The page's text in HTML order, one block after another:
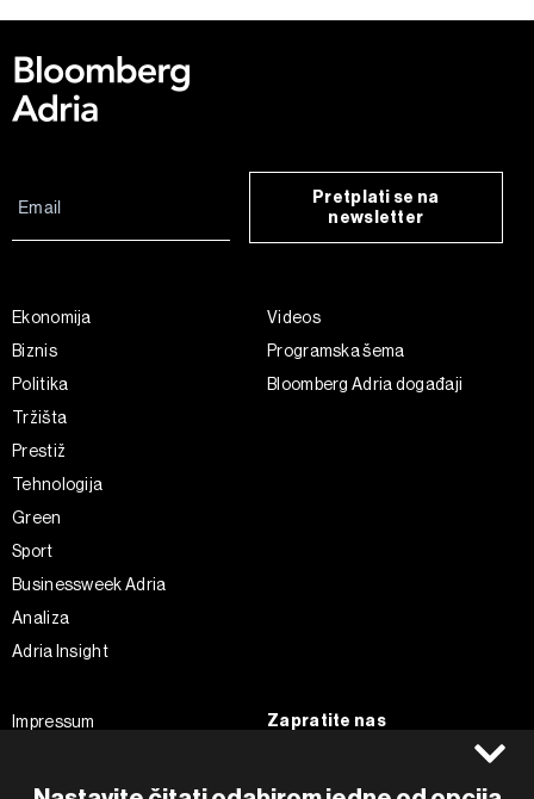
Pretplati se na
newsletter
Ekonomija
Biznis
Politika
Tržišta
Prestiž
Tehnologija
Green
Sport
Businessweek Adria
Analiza
Adria Insight
Videos
Programska šema
Bloomberg Adria događaji
Impressum
Pravila privatnosti
Zapratite nas
Instagram